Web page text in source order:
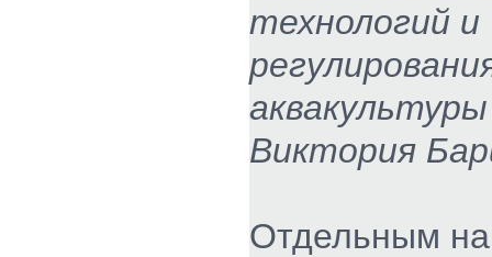
технологий и
Виктория
Отдельным